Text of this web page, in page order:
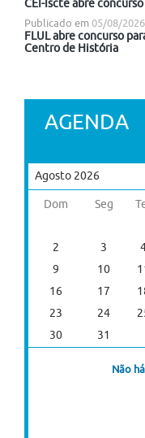
CEI-Iscte abre
Publicado em 05/08/2026
FLUL abre concurso
Centro de História
AGENDA
Agosto 2026
Dom Seg
2
3
9
10
16
17
23
24
30
31
Não